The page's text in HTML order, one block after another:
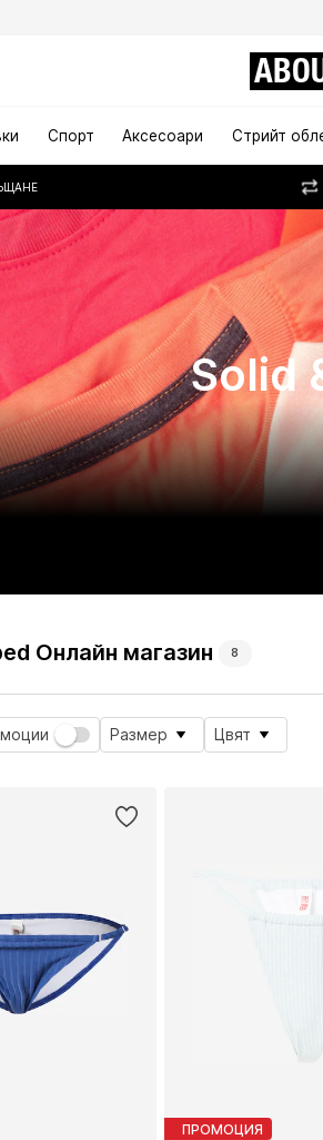
Спорт Аксесоари Стрийт
Solid
Онлайн магазин 8
Размер Цвят
ПРОМОЦИЯ